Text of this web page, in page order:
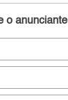
o anunciante